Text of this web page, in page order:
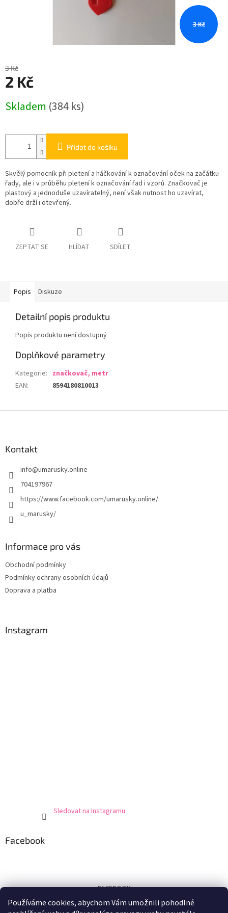
Používáme cookies, abychom Vám umožnili pohodlné
3 Kč
3 Kč
2 Kč
cena:
Skladem (384 ks)
Přidat do košíku
Skvělý pomocník při pletení a háčkování k označování oček na začátku
řady, ale i v průběhu pletení k označování řad i vzorů. Značkovač je
plastový a jednoduše uzavíratelný, není však nutnost ho uzavírat,
dobře drží i otevřený.
ZEPTAT SE HLÍDAT SDÍLET
Popis Diskuze
Detailní popis produktu
Popis produktu není dostupný
Doplňkové parametry
Kategorie: značkovač, metr
EAN: 8594180810013
Kontakt
info@umarusky.online
704197967
https://www.facebook.com/umarusky.online/
u_marusky/
Informace pro vás
Obchodní podmínky
Podmínky ochrany osobních údajů
Doprava a platba
Instagram
Sledovat na Instagramu
Facebook
FACEBOOK
Certifikát